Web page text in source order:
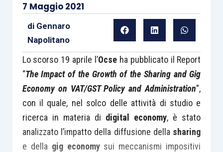
7 Maggio 2021
di Gennaro
Napolitano
Lo scorso 19 aprile l’Ocse ha pubblicato il Report
“The Impact of the Growth of the Sharing and Gig
Economy on VAT/GST Policy and Administration”,
con il quale, nel solco delle attività di studio e
ricerca in materia di digital economy, è stato
analizzato l’impatto della diffusione della sharing
e della gig economysui meccanismi impositivi